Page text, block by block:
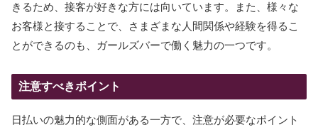
きるため、接客が好きな方には向いています。また、様々な
お客様と接することで、さまざまな人間関係や経験を得るこ
とができるのも、ガールズバーで働く魅力の一つです。
注意すべきポイント
日払いの魅力的な側面がある一方で、注意が必要なポイント